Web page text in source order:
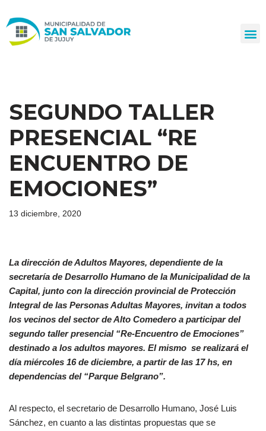
al
SEGUNDO TALLER
PRESENCIAL “RE
ENCUENTRO DE
EMOCIONES”
13 diciembre, 2020
La dirección de Adultos Mayores, dependiente de la
secretaría de Desarrollo Humano de la Municipalidad de la
Capital, junto con la dirección provincial de Protección
Integral de las Personas Adultas Mayores, invitan a todos
los vecinos del sector de Alto Comedero a participar del
segundo taller presencial “Re-Encuentro de Emociones”
destinado a los adultos mayores. El mismo se realizará el
día miércoles 16 de diciembre, a partir de las 17 hs, en
dependencias del “Parque Belgrano”.
Al respecto, el secretario de Desarrollo Humano, José Luis
Sánchez, en cuanto a las distintas propuestas que se